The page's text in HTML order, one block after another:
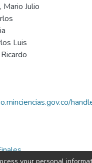
Mario Julio
Luis